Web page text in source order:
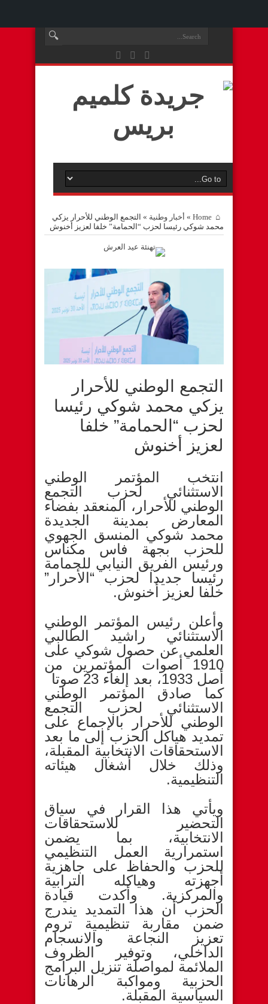
Home
» أخبار وطنية » التجمع الوطني للأحرار يزكي
محمد شوكي رئيسا لحزب “الحمامة” خلفا لعزيز أخنوش
التجمع الوطني للأحرار
يزكي محمد شوكي رئيسا
لحزب “الحمامة” خلفا
لعزيز أخنوش
انتخب المؤتمر الوطني
الاستثنائي لحزب التجمع
الوطني للأحرار، المنعقد بفضاء
المعارض بمدينة الجديدة
محمد شوكي المنسق الجهوي
للحزب بجهة فاس مكناس
ورئيس الفريق النيابي للحمامة
رئيسا جديدا لحزب “الأحرار”
خلفا لعزيز أخنوش.
وأعلن رئيس المؤتمر الوطني
الاستثنائي راشيد الطالبي
العلمي عن حصول شوكي على
1910 أصوات المؤتمرين من
أصل 1933، بعد إلغاء 23 صوتا
كما صادق المؤتمر الوطني
الاستثنائي لحزب التجمع
الوطني للأحرار بالإجماع على
تمديد هياكل الحزب إلى ما بعد
الاستحقاقات الانتخابية المقبلة،
وذلك خلال أشغال هيئاته
التنظيمية.
ويأتي هذا القرار في سياق
التحضير للاستحقاقات
الانتخابية، بما يضمن
استمرارية العمل التنظيمي
للحزب والحفاظ على جاهزية
أجهزته وهياكله الترابية
والمركزية. وأكدت قيادة
الحزب أن هذا التمديد يندرج
ضمن مقاربة تنظيمية تروم
تعزيز النجاعة والانسجام
الداخلي، وتوفير الظروف
الملائمة لمواصلة تنزيل البرامج
الحزبية ومواكبة الرهانات
السياسية المقبلة.